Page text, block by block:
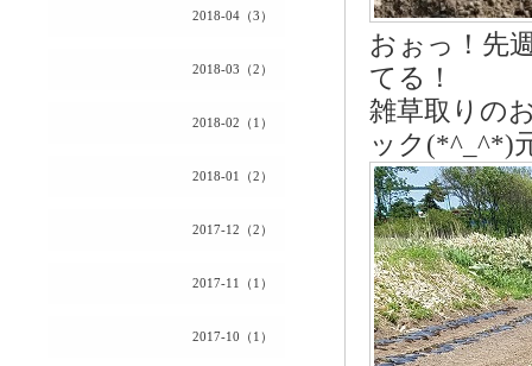
2018-04（3）
2018-03（2）
2018-02（1）
2018-01（2）
2017-12（2）
2017-11（1）
2017-10（1）
おぉっ！先
てる！
雑草取りの
ック(*^_^*)